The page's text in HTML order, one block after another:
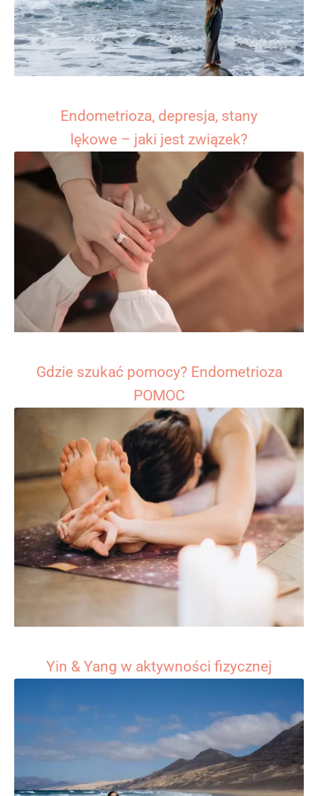
Endometrioza, depresja, stany
lękowe – jaki jest związek?
Gdzie szukać pomocy? Endometrioza
POMOC
Yin & Yang w aktywności fizycznej